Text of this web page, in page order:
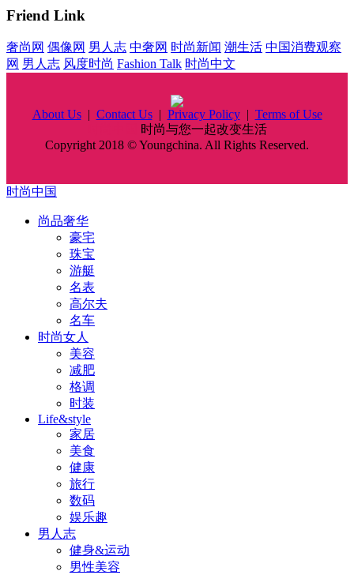
Friend Link
奢尚网 偶像网 男人志 中奢网 时尚新闻 潮生活 中国消费观察
网 男人志 风度时尚 Fashion Talk 时尚中文
About Us| Contact Us| Privacy Policy| Terms of Use
时尚与您一起改变生活
Copyright 2018 © Youngchina. All Rights Reserved.
时尚中国
尚品奢华
豪宅
珠宝
游艇
名表
高尔夫
名车
时尚女人
美容
减肥
格调
时装
Life&style
家居
美食
健康
旅行
数码
娱乐趣
男人志
健身&运动
男性美容